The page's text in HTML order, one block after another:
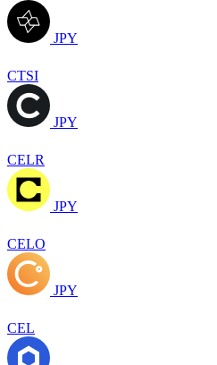
JPY
CTSI
JPY
CELR
JPY
CELO
JPY
CEL